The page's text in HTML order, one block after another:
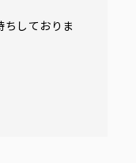
しておりま